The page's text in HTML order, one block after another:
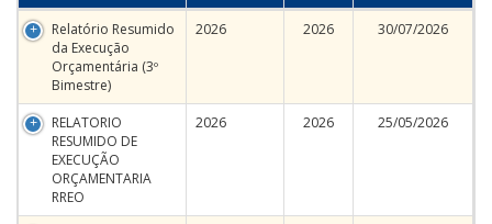
Relatório Resumido
da Execução
Orçamentária (3º
Bimestre)
2026 2026 30/07/2026
RELATORIO
RESUMIDO DE
EXECUÇÃO
ORÇAMENTARIA
RREO
2026 2026 25/05/2026